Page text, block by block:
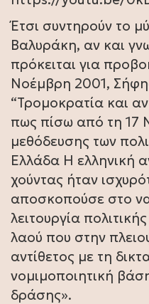
Έτσι συντηρούν το
Βαλυράκη, αν και
πρόκειται για
Νοέμβρη 2001,
“Τρομοκρατία και
πως πίσω από τη 17
μεθόδευσης των
Ελλάδα Η ελληνική
χούντας ήταν
αποσκοπούσε στο
λειτουργία
λαού που στην
αντίθετος με τη
νομιμοποιητική
δράσης».